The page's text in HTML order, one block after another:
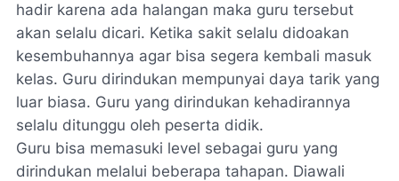
hadir karena ada halangan maka guru tersebut
akan selalu dicari. Ketika sakit selalu didoakan
kesembuhannya agar bisa segera kembali masuk
kelas. Guru dirindukan mempunyai daya tarik yang
luar biasa. Guru yang dirindukan kehadirannya
selalu ditunggu oleh peserta didik.
Guru bisa memasuki level sebagai guru yang
dirindukan melalui beberapa tahapan. Diawali